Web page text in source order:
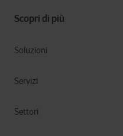
Scopri di più
Soluzioni
Servizi
Settori